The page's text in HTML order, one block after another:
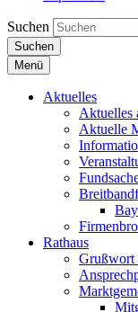
Suchen
Suchen
Menü
Aktuelles
Aktuelles
Aktuelle
Rathaus
Grußwort